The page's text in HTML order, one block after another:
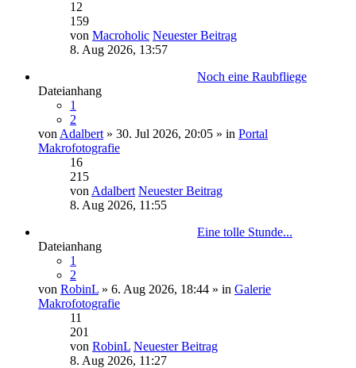
12
159
von Macroholic Neuester Beitrag
8. Aug 2026, 13:57
Noch eine Raubfliege
Dateianhang
1
2
von Adalbert » 30. Jul 2026, 20:05 » in Portal
Makrofotografie
16
215
von Adalbert Neuester Beitrag
8. Aug 2026, 11:55
Eine tolle Stunde...
Dateianhang
1
2
von RobinL » 6. Aug 2026, 18:44 » in Galerie
Makrofotografie
11
201
von RobinL Neuester Beitrag
8. Aug 2026, 11:27